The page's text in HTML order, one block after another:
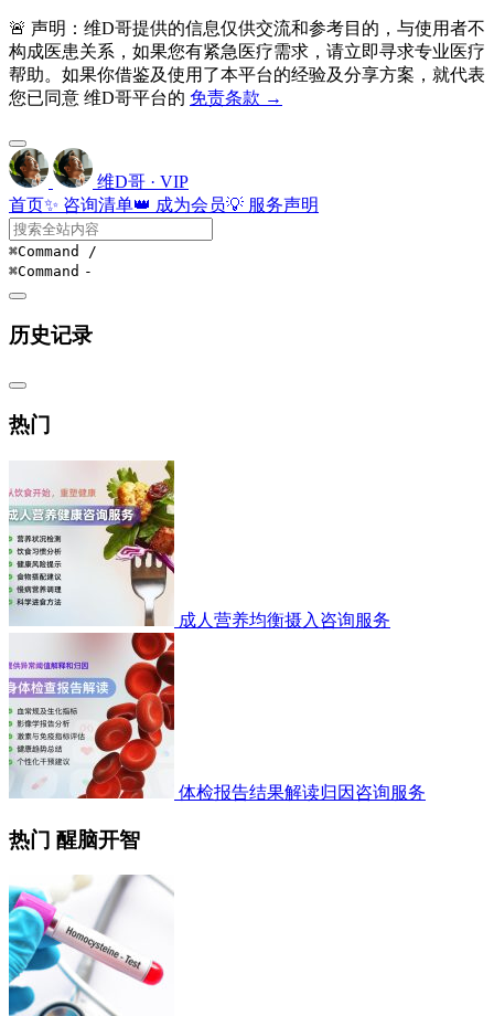
🚨 声明：维D哥提供的信息仅供交流和参考目的，与使用者不
构成医患关系，如果您有紧急医疗需求，请立即寻求专业医疗
帮助。如果你借鉴及使用了本平台的经验及分享方案，就代表
您已同意 维D哥平台的 免责条款 →
维D哥 · VIP
首页✨ 咨询清单👑 成为会员💡 服务声明
⌘Command /
⌘Command -
历史记录
热门
成人营养均衡摄入咨询服务
体检报告结果解读归因咨询服务
热门 醒脑开智